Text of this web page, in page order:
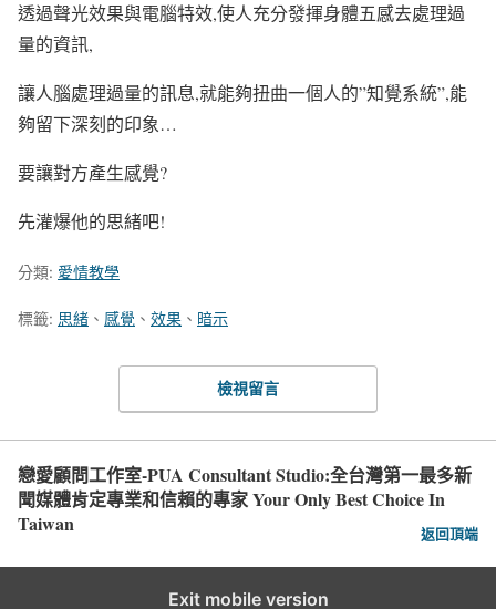
透過聲光效果與電腦特效,使人充分發揮身體五感去處理過
量的資訊,
讓人腦處理過量的訊息,就能夠扭曲一個人的”知覺系統”,能
夠留下深刻的印象…
要讓對方產生感覺?
先灌爆他的思緒吧!
分類: 愛情教學
標籤: 思緒 、 感覺 、 效果 、 暗示
檢視留言
戀愛顧問工作室-PUA Consultant Studio:全台灣第一最多新
聞媒體肯定專業和信賴的專家 Your Only Best Choice In
Taiwan
返回頂端
Exit mobile version